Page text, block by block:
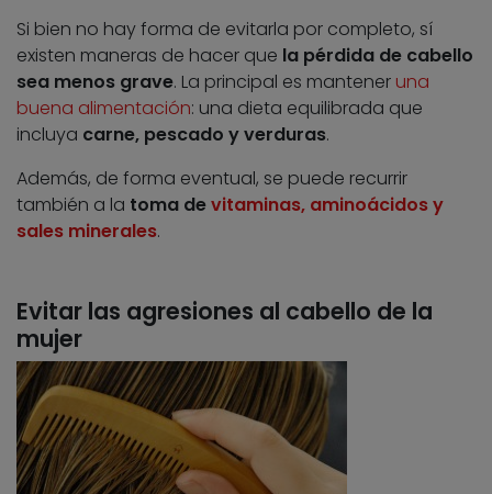
Si bien no hay forma de evitarla por completo, sí
existen maneras de hacer que la pérdida de cabello
sea menos grave. La principal es mantener una
buena alimentación: una dieta equilibrada que
incluya carne, pescado y verduras.
Además, de forma eventual, se puede recurrir
también a la toma devitaminas, aminoácidos y
sales minerales.
Evitar las agresiones al cabello de la
mujer